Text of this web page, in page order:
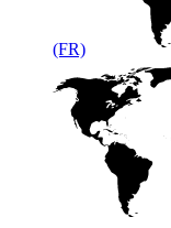
(FR)